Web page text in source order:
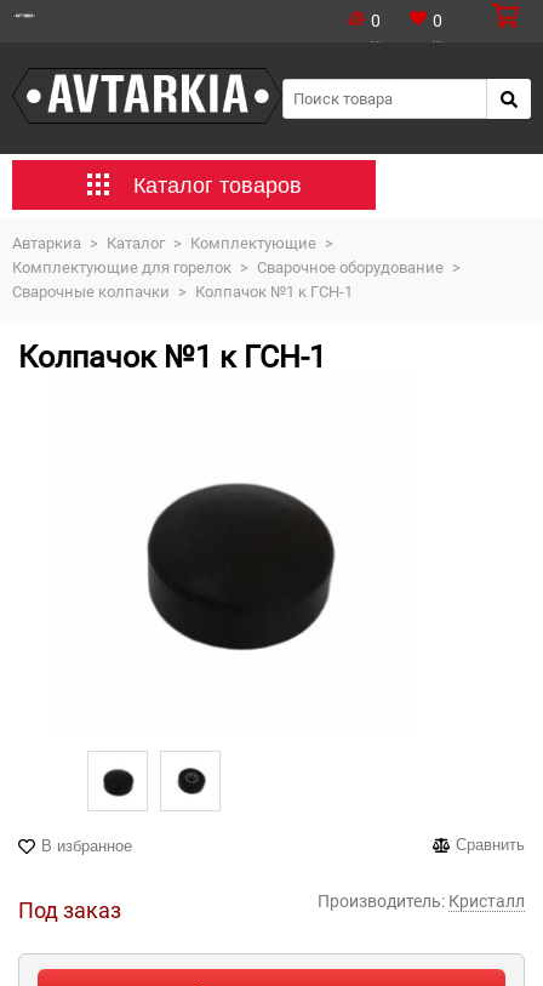
0 0
Каталог товаров
Автаркиа > Каталог > Комплектующие >
Комплектующие для горелок > Сварочное оборудование >
Сварочные колпачки > Колпачок №1 к ГСН-1
Колпачок №1 к ГСН-1
В избранное Сравнить
Под заказ Производитель: Кристалл